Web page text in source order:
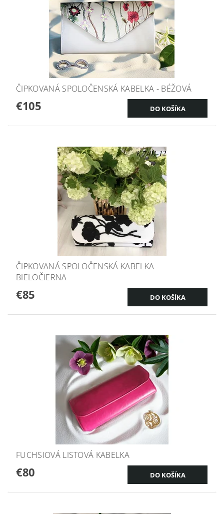
ČIPKOVANÁ SPOLOČENSKÁ KABELKA - BÉŽOVÁ
€105
ČIPKOVANÁ SPOLOČENSKÁ KABELKA -
BIELOČIERNA
€85
FUCHSIOVÁ LISTOVÁ KABELKA
€80